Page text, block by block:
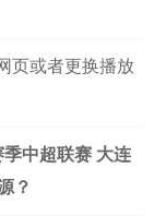
页或者更换播放
中超联赛 大连
？